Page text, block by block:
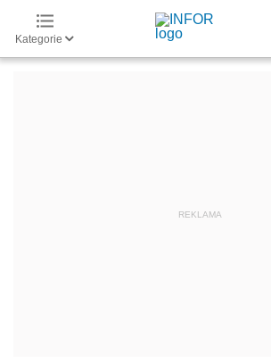
Kategorie